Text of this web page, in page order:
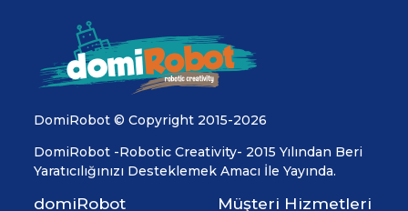
DomiRobot © Copyright 2015-2026
DomiRobot -Robotic Creativity- 2015 Yılından Beri
Yaratıcılığınızı Desteklemek Amacı İle Yayında.
domiRobot Müşteri Hizmetleri